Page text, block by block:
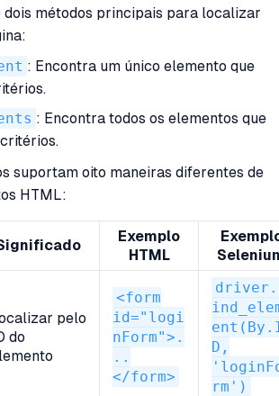
dois métodos principais para localizar
: Encontra um único elemento que
: Encontra todos os elementos que
suportam oito maneiras diferentes de
HTML:
Exemplo
HTML
pelo
do
<form
id="logi
nForm">.
..
</form>
D,
rm')